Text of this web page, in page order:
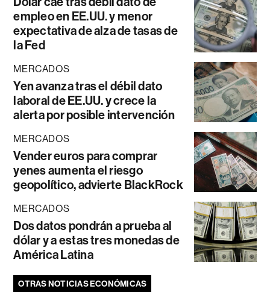
empleo en EE.UU. y menor
expectativa de alza de tasas de
la Fed
MERCADOS
Yen avanza tras el débil dato
laboral de EE.UU. y crece la
alerta por posible intervención
MERCADOS
Vender euros para comprar
yenes aumenta el riesgo
geopolítico, advierte BlackRock
MERCADOS
Dos datos pondrán a prueba al
dólar y a estas tres monedas de
América Latina
OTRAS NOTICIAS ECONÓMICAS